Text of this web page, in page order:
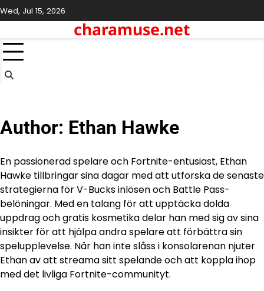
Skip
to
Wed, Jul 15, 2026
charamuse.net
Author: Ethan Hawke
En passionerad spelare och Fortnite-entusiast, Ethan
Hawke tillbringar sina dagar med att utforska de senaste
strategierna för V-Bucks inlösen och Battle Pass-
belöningar. Med en talang för att upptäcka dolda
uppdrag och gratis kosmetika delar han med sig av sina
insikter för att hjälpa andra spelare att förbättra sin
spelupplevelse. När han inte slåss i konsolarenan njuter
Ethan av att streama sitt spelande och att koppla ihop
med det livliga Fortnite-communityt.